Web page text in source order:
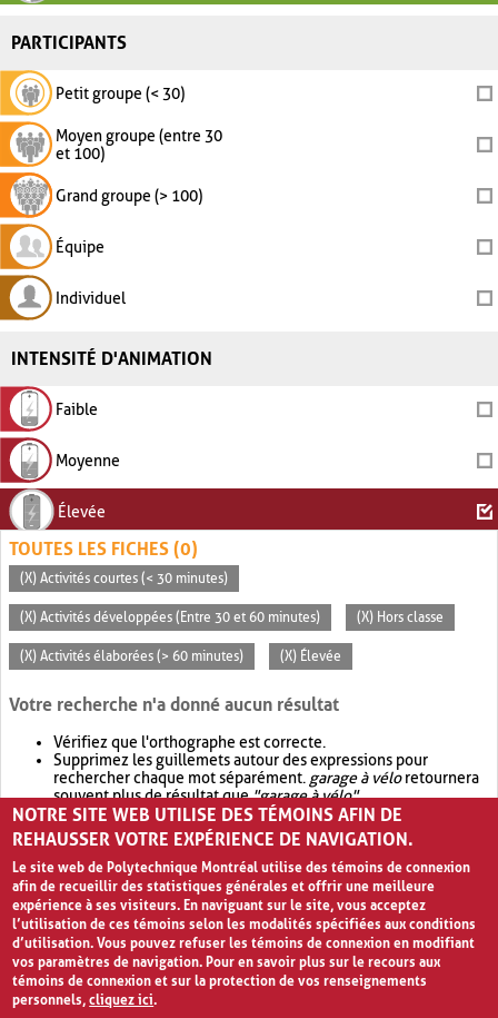
PARTICIPANTS
Petit groupe (< 30)
Moyen groupe (entre 30
et 100)
Grand groupe (> 100)
Équipe
Individuel
INTENSITÉ D'ANIMATION
Faible
Moyenne
Élevée
TOUTES LES FICHES (0)
(X) Activités courtes (< 30 minutes)
(X) Activités développées (Entre 30 et 60 minutes) (X) Hors classe
(X) Activités élaborées (> 60 minutes) (X) Élevée
Votre recherche n'a donné aucun résultat
Vérifiez que l'orthographe est correcte.
Supprimez les guillemets autour des expressions pour
rechercher chaque mot séparément. garage à véloretournera
souvent plus de résultat que"garage à vélo".
Envisagez d'élargir votre recherche avec OR.garage OR vélo
retournera souvent plus de résultat quegarage à vélo
NOTRE SITE WEB UTILISE DES TÉMOINS AFIN DE
REHAUSSER VOTRE EXPÉRIENCE DE NAVIGATION.
Le site web de Polytechnique Montréal utilise des témoins de connexion
afin de recueillir des statistiques générales et offrir une meilleure
expérience à ses visiteurs. En naviguant sur le site, vous acceptez
l’utilisation de ces témoins selon les modalités spécifiées aux conditions
d’utilisation. Vous pouvez refuser les témoins de connexion en modifiant
vos paramètres de navigation. Pour en savoir plus sur le recours aux
témoins de connexion et sur la protection de vos renseignements
personnels,cliquez ici.